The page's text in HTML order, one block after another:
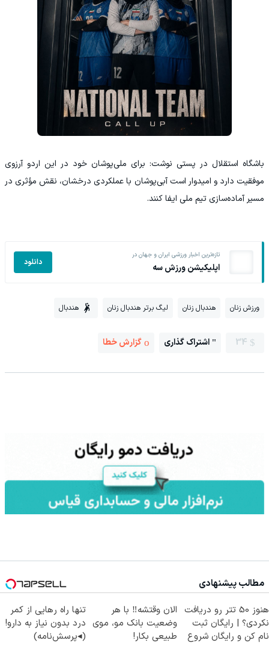
باشگاه استقلال در پستی نوشت: برای ملی‌پوشان خود در این اردو آرزوی
موفقیت دارد و امیدوار است آبی‌پوشان با عملکردی درخشان، نقش مؤثری در
مسیر آماده‌سازی تیم ملی ایفا کنند.
تازه‌ترین اخبار ورزشی ایران و جهان در
اپلیکیشن ورزش سه دانلود
ورزش زنان هندبال زنان لیگ برتر هندبال زنان هندبال
34 اشتراک گذاری گزارش خطا
مطالب پیشنهادی
هنوز 50 تتر رو دریافت
نکردی؟ | رایگان ثبت
نام کن و رایگان شروع
الان وقتشه‼️ با هر
وضعیت بانک مو، موی
طبیعی بکار!
تنها راه رهایی از کمر
درد بدون نیاز به دارو!
(◂پرسش‌نامه)